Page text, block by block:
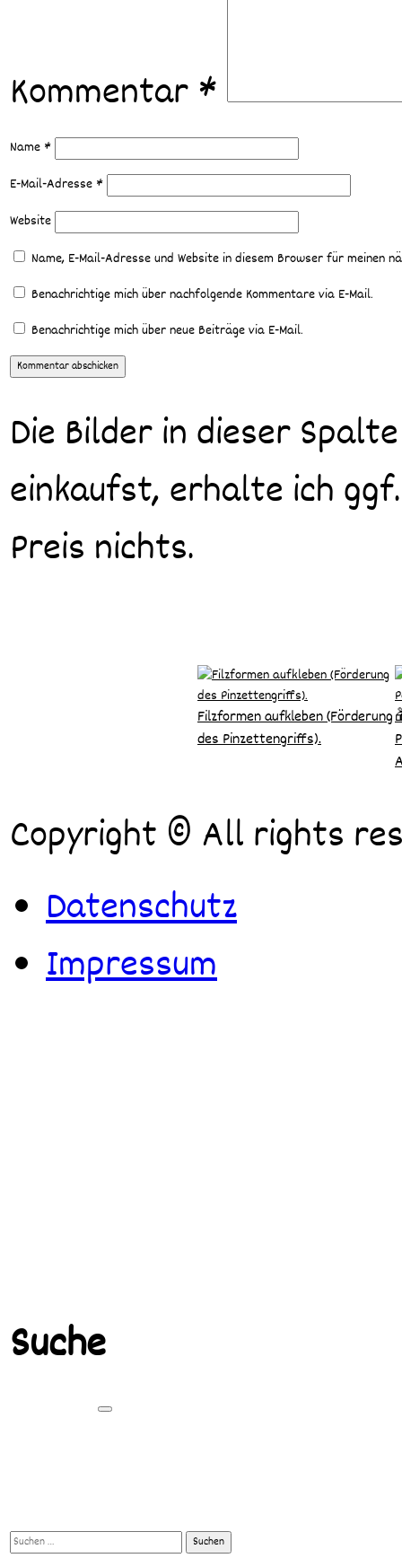
Kommentar *
Name *
E-Mail-Adresse *
Website
Name, E-Mail-Adresse und Website in diesem Browser für meinen
Benachrichtige mich über nachfolgende Kommentare via E-Mail.
Benachrichtige mich über neue Beiträge via E-Mail.
Die Bilder in dieser
einkaufst, erhalte ich
Preis nichts.
Filzformen aufkleben (Förderung
des Pinzettengriffs).
Copyright © All rights
Datenschutz
Impressum
Suche
Suchen